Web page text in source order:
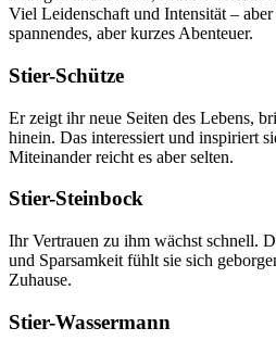
Viel Leidenschaft und Intensität –
spannendes, aber kurzes Abenteuer.
Stier-Schütze
Er zeigt ihr neue Seiten des Lebens,
hinein. Das interessiert und inspiriert
Miteinander reicht es aber selten.
Stier-Steinbock
Ihr Vertrauen zu ihm wächst schnell.
und Sparsamkeit fühlt sie sich
Zuhause.
Stier-Wassermann